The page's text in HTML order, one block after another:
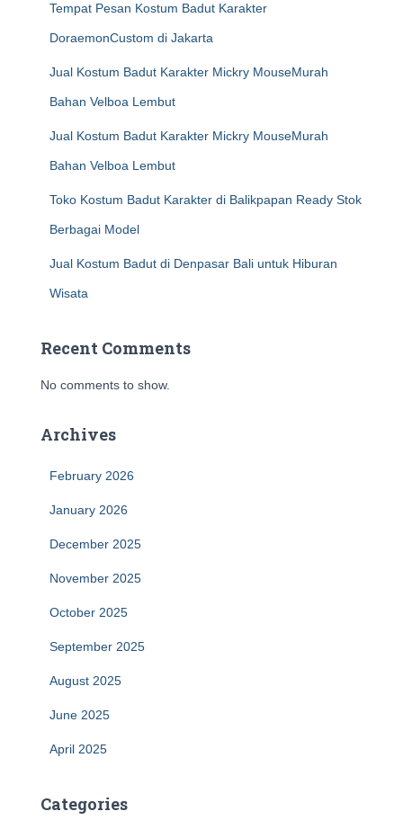
Tempat Pesan Kostum Badut Karakter
DoraemonCustom di Jakarta
Jual Kostum Badut Karakter Mickry MouseMurah
Bahan Velboa Lembut
Jual Kostum Badut Karakter Mickry MouseMurah
Bahan Velboa Lembut
Toko Kostum Badut Karakter di Balikpapan Ready Stok
Berbagai Model
Jual Kostum Badut di Denpasar Bali untuk Hiburan
Wisata
Recent Comments
No comments to show.
Archives
February 2026
January 2026
December 2025
November 2025
October 2025
September 2025
August 2025
June 2025
April 2025
Categories